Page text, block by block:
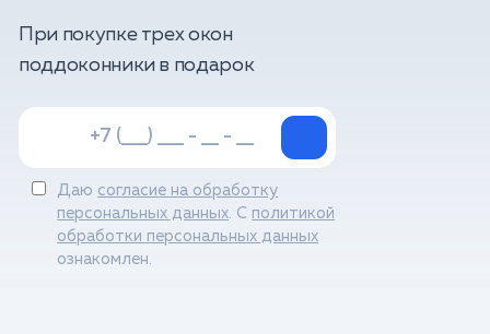
При покупке трех окон
поддоконники в подарок
Даю согласие на обработку
персональных данных . С политикой
обработки персональных данных
ознакомлен.